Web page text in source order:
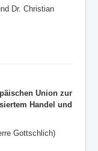
Dr. Christian
Union zur
Handel und
Gottschlich)